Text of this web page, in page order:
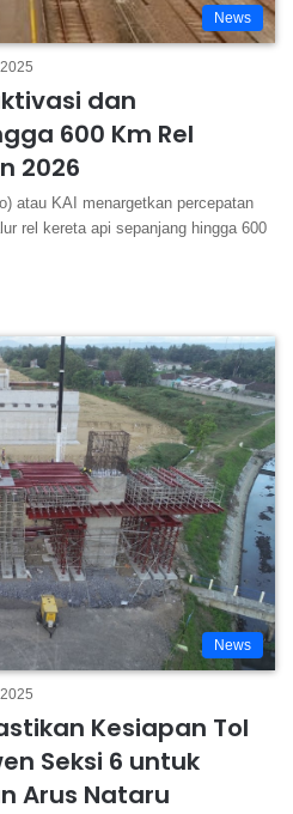
News
dan
600 Km Rel
2026
atau KAI menargetkan percepatan
rel kereta api sepanjang hingga 600
News
Kesiapan Tol
Seksi 6 untuk
Arus Nataru